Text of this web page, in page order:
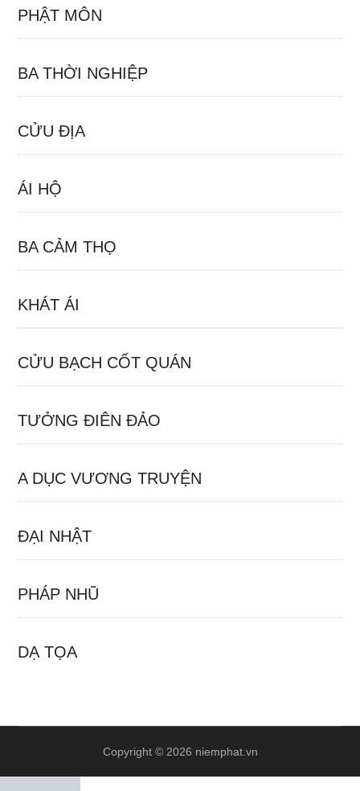
PHẬT MÔN
BA THỜI NGHIỆP
CỬU ĐỊA
ÁI HỘ
BA CẢM THỌ
KHÁT ÁI
CỬU BẠCH CỐT QUÁN
TƯỞNG ĐIÊN ĐẢO
A DỤC VƯƠNG TRUYỆN
ĐẠI NHẬT
PHÁP NHŨ
DẠ TỌA
Copyright © 2026 niemphat.vn